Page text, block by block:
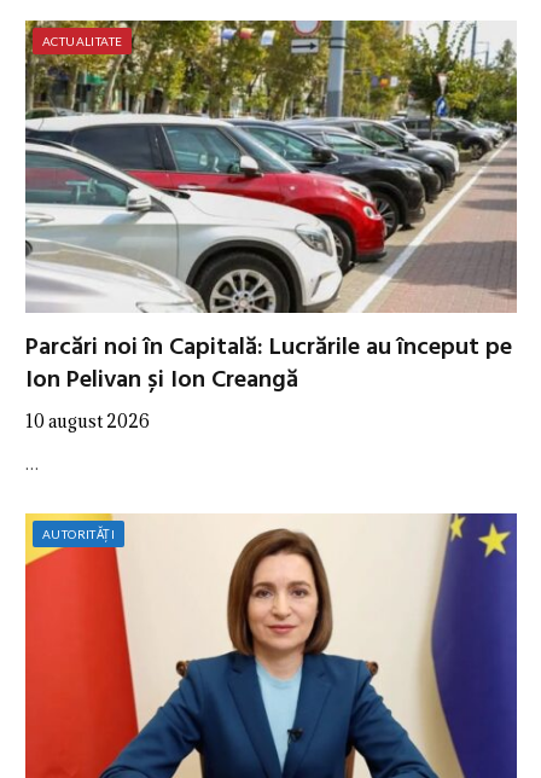
ACTUALITATE
Parcări noi în Capitală: Lucrările au început pe
Ion Pelivan și Ion Creangă
10 august 2026
…
AUTORITĂȚI